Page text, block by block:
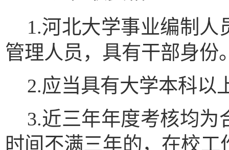
1.河北大学事业编制
管理人员，具有干部身份
2.应当具有大学本科以
3.近三年年度考核均为
时间不满三年的，在校